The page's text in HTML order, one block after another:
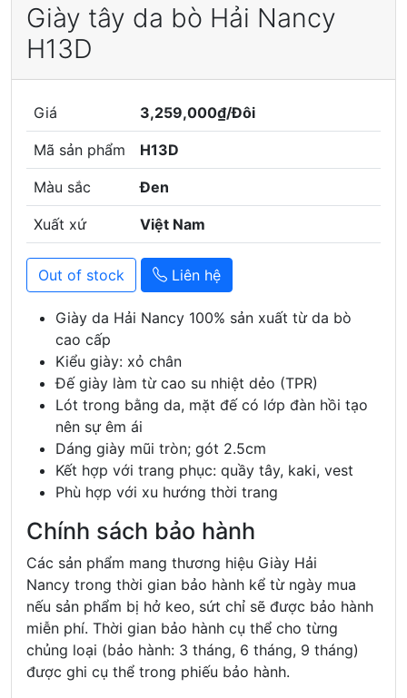
Giày tây da bò Hải Nancy
H13D
Giá 3,259,000₫/Đôi
Mã sản phẩm H13D
Màu sắc Đen
Xuất xứ Việt Nam
Out of stock Liên hệ
Giày da Hải Nancy 100% sản xuất từ da bò
cao cấp
Kiểu giày: xỏ chân
Đế giày làm từ cao su nhiệt dẻo (TPR)
Lót trong bằng da, mặt đế có lớp đàn hồi tạo
nên sự êm ái
Dáng giày mũi tròn; gót 2.5cm
Kết hợp với trang phục: quầy tây, kaki, vest
Phù hợp với xu hướng thời trang
Chính sách bảo hành
Các sản phẩm mang thương hiệu Giày Hải
Nancy trong thời gian bảo hành kể từ ngày mua
nếu sản phẩm bị hở keo, sứt chỉ sẽ được bảo hành
miễn phí. Thời gian bảo hành cụ thể cho từng
chủng loại (bảo hành: 3 tháng, 6 tháng, 9 tháng)
được ghi cụ thể trong phiếu bảo hành.